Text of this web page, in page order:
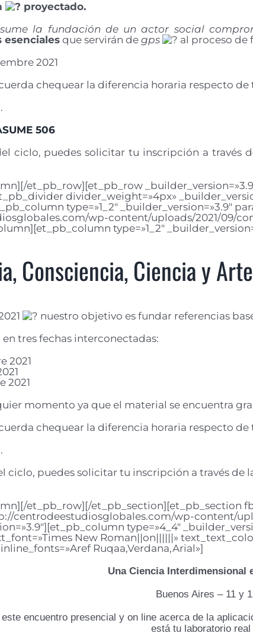
proyectado.
la fundación de un actor social
esencialesque servirán de gps
al proceso de
2021
chequear la diferencia horaria respecto
506
ciclo, puedes solicitar tu inscripción a través
et_pb_row][et_pb_row
divider_weight=»4px»
type=»1_2″ _builder_version=»3.9″
wp-content/uploads/2021/09/
type=»1_2″
Consciencia, Ciencia y Arte
nuestro objetivo es fundar referencias
tres fechas interconectadas:
2021
2021
momento ya que el material se encuentra
chequear la diferencia horaria respecto
ciclo, puedes solicitar tu inscripción a través de
et_pb_row][/et_pb_section][et_pb_section
centrodeestudiosglobales.com/wp-content/
type=»4_4″
New Roman||on||||||»
Ruqaa,Verdana,Arial»]
Una Ciencia Interdimensional
Buenos Aires – 11 y
encuentro presencial y on line acerca de la
está tu laboratorio